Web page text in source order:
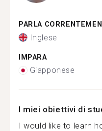
PARLA
Inglese
IMPARA
Giapponese
I miei obiettivi di
I would like to learn